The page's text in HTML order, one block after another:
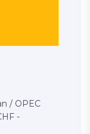
/ OPEC
-